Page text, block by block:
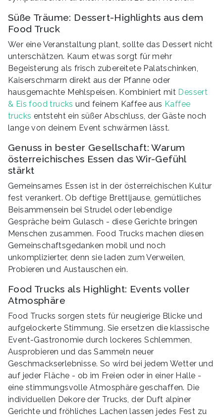
Süße Träume: Dessert-Highlights aus dem
Food Truck
Wer eine Veranstaltung plant, sollte das Dessert nicht
unterschätzen. Kaum etwas sorgt für mehr
Begeisterung als frisch zubereitete Palatschinken,
Kaiserschmarrn direkt aus der Pfanne oder
hausgemachte Mehlspeisen. Kombiniert mit Dessert
& Eis food trucks und feinem Kaffee aus Kaffee
trucks entsteht ein süßer Abschluss, der Gäste noch
lange von deinem Event schwärmen lässt.
Genuss in bester Gesellschaft: Warum
österreichisches Essen das Wir-Gefühl
stärkt
Gemeinsames Essen ist in der österreichischen Kultur
fest verankert. Ob deftige Brettljause, gemütliches
Beisammensein bei Strudel oder lebendige
Gespräche beim Gulasch - diese Gerichte bringen
Menschen zusammen. Food Trucks machen diesen
Gemeinschaftsgedanken mobil und noch
unkomplizierter, denn sie laden zum Verweilen,
Probieren und Austauschen ein.
Food Trucks als Highlight: Events voller
Atmosphäre
Food Trucks sorgen stets für neugierige Blicke und
aufgelockerte Stimmung. Sie ersetzen die klassische
Event-Gastronomie durch lockeres Schlemmen,
Ausprobieren und das Sammeln neuer
Geschmackserlebnisse. So wird bei jedem Wetter und
auf jeder Fläche - ob im Freien oder in einer Halle -
eine stimmungsvolle Atmosphäre geschaffen. Die
individuellen Dekore der Trucks, der Duft alpiner
Gerichte und fröhliches Lachen lassen jedes Fest zu